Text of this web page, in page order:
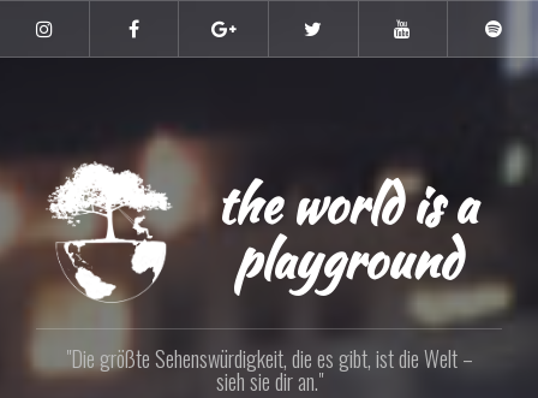
Inhalt
springen
Instagram Facebook YouTube
the world is a
playground
"Die größte Sehenswürdigkeit, die es gibt, ist die Welt –
sieh sie dir an."